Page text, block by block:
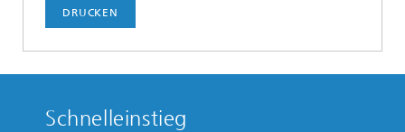
DRUCKEN
Schnelleinstieg